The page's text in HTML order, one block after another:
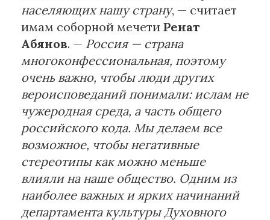
населяющих нашу страну, — считает
имам соборной мечети Ренат
Абянов. — Россия — страна
многоконфессиональная, поэтому
очень важно, чтобы люди других
вероисповеданий понимали: ислам не
чужеродная среда, а часть общего
российского кода. Мы делаем все
возможное, чтобы негативные
стереотипы как можно меньше
влияли на наше общество. Одним из
наиболее важных и ярких начинаний
департамента культуры Духовного